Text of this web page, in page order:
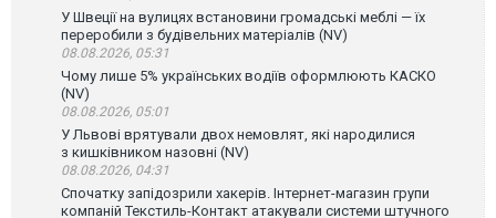
У Швеції на вулицях встановини громадські меблі — їх
переробили з будівельних матеріалів (NV)
08.08.2026, 05:31
Чому лише 5% українських водіїв оформлюють КАСКО
(NV)
08.08.2026, 05:01
У Львові врятували двох немовлят, які народилися
з кишківником назовні (NV)
08.08.2026, 04:31
Спочатку запідозрили хакерів. Інтернет-магазин групи
компаній Текстиль-Контакт атакували системи штучного